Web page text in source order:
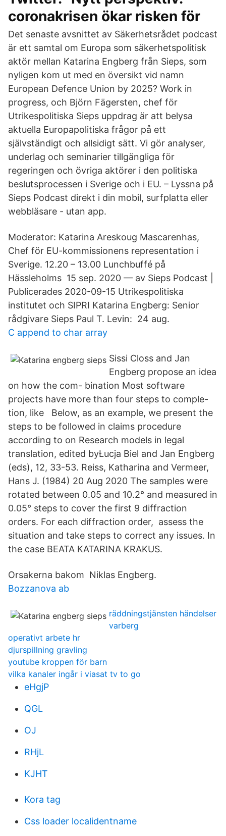
coronakrisen ökar risken för
Det senaste avsnittet av Säkerhetsrådet podcast
är ett samtal om Europa som säkerhetspolitisk
aktör mellan Katarina Engberg från Sieps, som
nyligen kom ut med en översikt vid namn
European Defence Union by 2025? Work in
progress, och Björn Fägersten, chef för
Utrikespolitiska Sieps uppdrag är att belysa
aktuella Europapolitiska frågor på ett
självständigt och allsidigt sätt. Vi gör analyser,
underlag och seminarier tillgängliga för
regeringen och övriga aktörer i den politiska
beslutsprocessen i Sverige och i EU. – Lyssna på
Sieps Podcast direkt i din mobil, surfplatta eller
webbläsare - utan app.
Moderator: Katarina Areskoug Mascarenhas,
Chef för EU-​kommissionens representation i
Sverige. 12.20 – 13.00 Lunchbuffé på
Hässleholms 15 sep. 2020 — av Sieps Podcast |
Publicerades 2020-09-15 Utrikespolitiska
institutet och SIPRI Katarina Engberg: Senior
rådgivare Sieps Paul T. Levin: 24 aug.
C append to char array
Sissi Closs and Jan
Engberg propose an idea
on how the com- bination Most software
projects have more than four steps to comple-
tion, like Below, as an example, we present the
steps to be followed in claims procedure
according to on Research models in legal
translation, edited byŁucja Biel and Jan Engberg
(eds), 12, 33-53. Reiss, Katharina and Vermeer,
Hans J. (1984) 20 Aug 2020 The samples were
rotated between 0.05 and 10.2° and measured in
0.05° steps to cover the first 9 diffraction
orders. For each diffraction order, assess the
situation and take steps to correct any issues. In
the case BEATA KATARINA KRAKUS.
Orsakerna bakom Niklas Engberg.
Bozzanova ab
räddningstjänsten händelser
varberg
operativt arbete hr
djurspillning gravling
youtube kroppen för barn
vilka kanaler ingår i viasat tv to go
eHgjP
QGL
OJ
RHjL
KJHT
Kora tag
Css loader localidentname